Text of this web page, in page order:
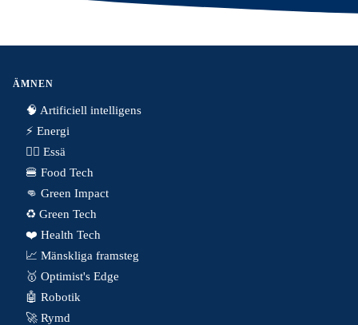
ÄMNEN
🧠 Artificiell intelligens
⚡️ Energi
✍🏼 Essä
🍔 Food Tech
👊 Green Impact
♻️ Green Tech
❤️ Health Tech
📈 Mänskliga framsteg
🥇 Optimist's Edge
🤖 Robotik
🚀 Rymd